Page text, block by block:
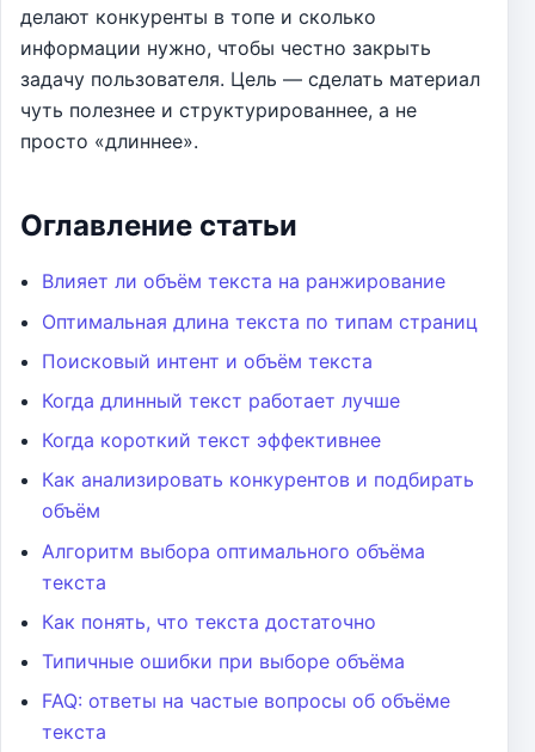
делают конкуренты в топе и сколько
информации нужно, чтобы честно закрыть
задачу пользователя. Цель — сделать материал
чуть полезнее и структурированнее, а не
просто «длиннее».
Оглавление статьи
Влияет ли объём текста на ранжирование
Оптимальная длина текста по типам страниц
Поисковый интент и объём текста
Когда длинный текст работает лучше
Когда короткий текст эффективнее
Как анализировать конкурентов и подбирать
объём
Алгоритм выбора оптимального объёма
текста
Как понять, что текста достаточно
Типичные ошибки при выборе объёма
FAQ: ответы на частые вопросы об объёме
текста